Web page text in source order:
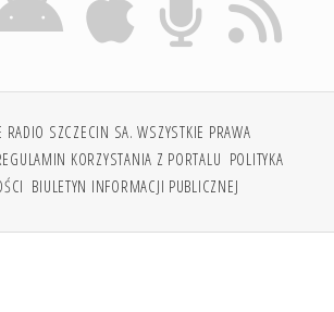
SZCZECIN SA. WSZYSTKIE PRAWA
KORZYSTANIA Z PORTALU POLITYKA
BIULETYN INFORMACJI PUBLICZNEJ